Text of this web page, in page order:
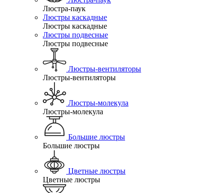
Люстра-паук
Люстры каскадные
Люстры каскадные
Люстры подвесные
Люстры подвесные
Люстры-вентиляторы
Люстры-вентиляторы
Люстры-молекула
Люстры-молекула
Большие люстры
Большие люстры
Цветные люстры
Цветные люстры